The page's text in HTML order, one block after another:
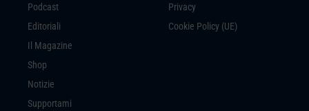
Podcast
Editoriali
Il Magazine
Shop
Notizie
Supportami
Privacy
Cookie Policy (UE)